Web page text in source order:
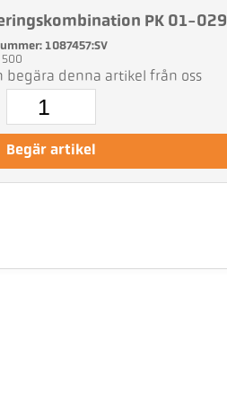
PK 01-029
1087457:SV
500
begära denna artikel från oss
Begär artikel